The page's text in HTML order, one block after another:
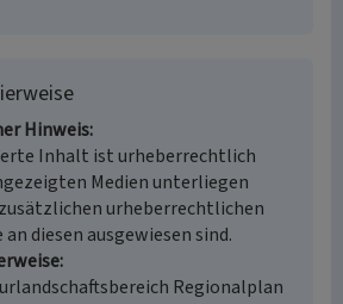
Hinweis
Inhalt ist urheberrechtlich
Medien unterliegen
urheberrechtlichen
diesen ausgewiesen sind.
Regionalplan